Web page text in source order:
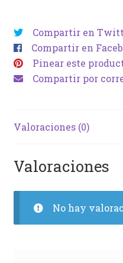
Compartir en
Compartir en
Pinear este
Compartir por
Valoraciones (0)
Valoraciones
No hay